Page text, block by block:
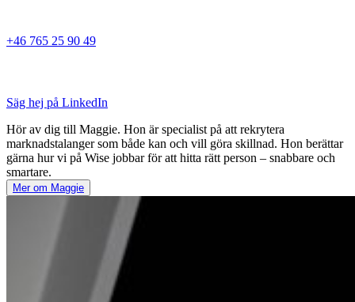
+46 765 25 90 49
Säg hej på LinkedIn
Hör av dig till Maggie. Hon är specialist på att rekrytera
marknadstalanger som både kan och vill göra skillnad. Hon berättar
gärna hur vi på Wise jobbar för att hitta rätt person – snabbare och
smartare.
Mer om Maggie